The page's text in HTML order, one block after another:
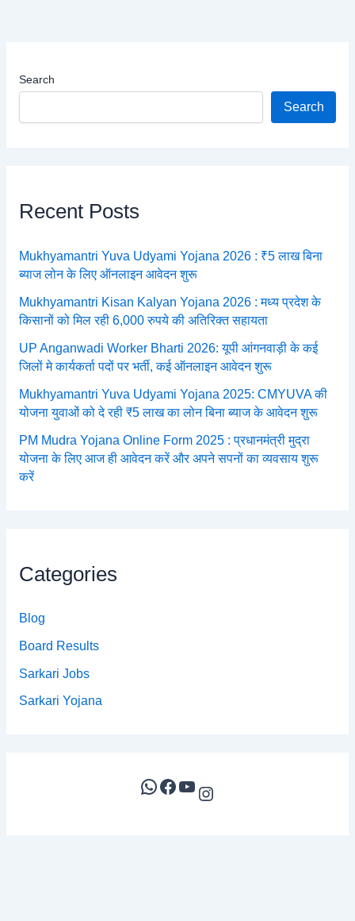
Search
Search
Recent Posts
Mukhyamantri Yuva Udyami Yojana 2026 : ₹5 लाख बिना
ब्याज लोन के लिए ऑनलाइन आवेदन शुरू
Mukhyamantri Kisan Kalyan Yojana 2026 : मध्य प्रदेश के
किसानों को मिल रही 6,000 रुपये की अतिरिक्त सहायता
UP Anganwadi Worker Bharti 2026: यूपी आंगनवाड़ी के कई
जिलों मे कार्यकर्ता पदों पर भर्ती, कई ऑनलाइन आवेदन शुरू
Mukhyamantri Yuva Udyami Yojana 2025: CMYUVA की
योजना युवाओं को दे रही ₹5 लाख का लोन बिना ब्याज के आवेदन शुरू
PM Mudra Yojana Online Form 2025 : प्रधानमंत्री मुद्रा
योजना के लिए आज ही आवेदन करें और अपने सपनों का व्यवसाय शुरू
करें
Categories
Blog
Board Results
Sarkari Jobs
Sarkari Yojana